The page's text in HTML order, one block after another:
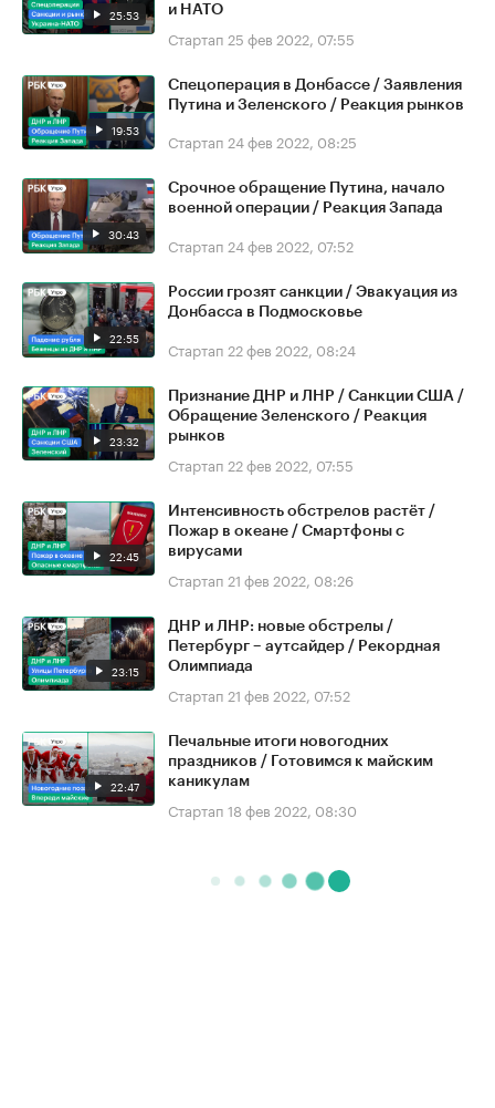
25:53
и НАТО
Стартап 25 фев 2022, 07:55
19:53
Спецоперация в Донбассе / Заявления
Путина и Зеленского / Реакция рынков
Стартап 24 фев 2022, 08:25
30:43
Срочное обращение Путина, начало
военной операции / Реакция Запада
Стартап 24 фев 2022, 07:52
22:55
России грозят санкции / Эвакуация из
Донбасса в Подмосковье
Стартап 22 фев 2022, 08:24
23:32
Признание ДНР и ЛНР / Санкции США /
Обращение Зеленского / Реакция
рынков
Стартап 22 фев 2022, 07:55
22:45
Интенсивность обстрелов растёт /
Пожар в океане / Смартфоны с
вирусами
Стартап 21 фев 2022, 08:26
23:15
ДНР и ЛНР: новые обстрелы /
Петербург – аутсайдер / Рекордная
Олимпиада
Стартап 21 фев 2022, 07:52
22:47
Печальные итоги новогодних
праздников / Готовимся к майским
каникулам
Стартап 18 фев 2022, 08:30